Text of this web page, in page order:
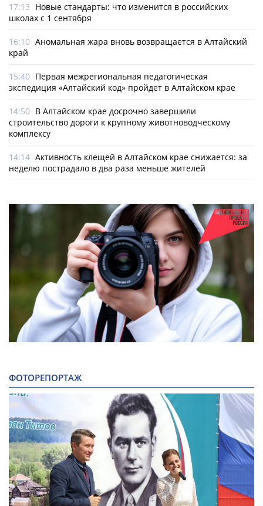
17:13 Новые стандарты: что изменится в российских
школах с 1 сентября
16:10 Аномальная жара вновь возвращается в Алтайский
край
15:40 Первая межрегиональная педагогическая
экспедиция «Алтайский код» пройдет в Алтайском крае
14:50 В Алтайском крае досрочно завершили
строительство дороги к крупному животноводческому
комплексу
14:14 Активность клещей в Алтайском крае снижается: за
неделю пострадало в два раза меньше жителей
ФОТОРЕПОРТАЖ